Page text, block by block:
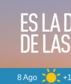
+14°C